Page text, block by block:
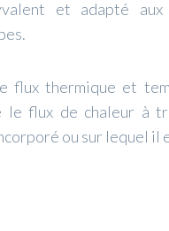
et adapté aux
flux thermique et
le flux de chaleur à
ou sur lequel il